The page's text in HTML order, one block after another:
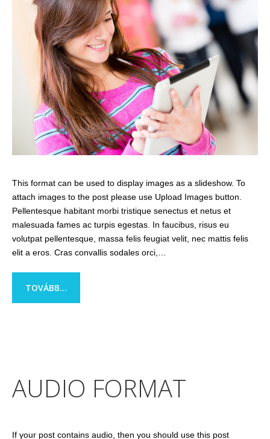
This format can be used to display images as a slideshow. To
attach images to the post please use Upload Images button.
Pellentesque habitant morbi tristique senectus et netus et
malesuada fames ac turpis egestas. In faucibus, risus eu
volutpat pellentesque, massa felis feugiat velit, nec mattis felis
elit a eros. Cras convallis sodales orci,…
TOVÁBB...
AUDIO FORMAT
If your post contains audio, then you should use this post